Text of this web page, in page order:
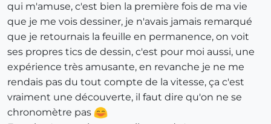
qui m'amuse, c'est bien la première fois de ma vie
que je me vois dessiner, je n'avais jamais remarqué
que je retournais la feuille en permanence, on voit
ses propres tics de dessin, c'est pour moi aussi, une
expérience très amusante, en revanche je ne me
rendais pas du tout compte de la vitesse, ça c'est
vraiment une découverte, il faut dire qu'on ne se
chronomètre pas